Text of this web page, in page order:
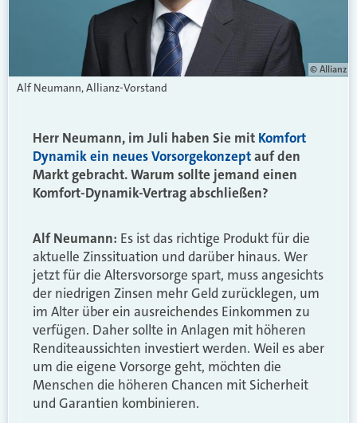
© Allianz
Alf Neumann, Allianz-Vorstand
Herr Neumann, im Juli haben Sie mit Komfort
Dynamik ein neues Vorsorgekonzeptauf den
Markt gebracht. Warum sollte jemand einen
Komfort-Dynamik-Vertrag abschließen?
Alf Neumann: Es ist das richtige Produkt für die
aktuelle Zinssituation und darüber hinaus. Wer
jetzt für die Altersvorsorge spart, muss angesichts
der niedrigen Zinsen mehr Geld zurücklegen, um
im Alter über ein ausreichendes Einkommen zu
verfügen. Daher sollte in Anlagen mit höheren
Renditeaussichten investiert werden. Weil es aber
um die eigene Vorsorge geht, möchten die
Menschen die höheren Chancen mit Sicherheit
und Garantien kombinieren.